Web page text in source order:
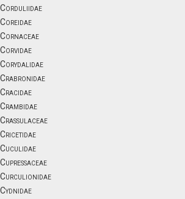
Corduliidae
Coreidae
Cornaceae
Corvidae
Corydalidae
Crabronidae
Cracidae
Crambidae
Crassulaceae
Cricetidae
Cuculidae
Cupressaceae
Curculionidae
Cydnidae